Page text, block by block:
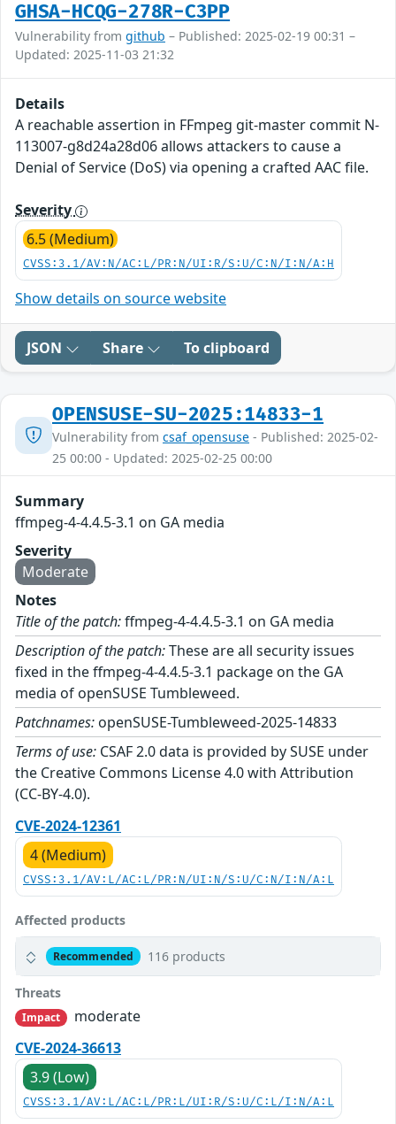
GHSA-HCQG-278R-C3PP
Vulnerability from github – Published: 2025-02-19 00:31 –
Updated: 2025-11-03 21:32
Details
A reachable assertion in FFmpeg git-master commit N-
113007-g8d24a28d06 allows attackers to cause a
Denial of Service (DoS) via opening a crafted AAC file.
Severity
6.5 (Medium)
CVSS:3.1/AV:N/AC:L/PR:N/UI:R/S:U/C:N/I:N/A:H
Show details on source website
JSON Share To clipboard
OPENSUSE-SU-2025:14833-1
Vulnerability from csaf_opensuse - Published: 2025-02-
25 00:00 - Updated: 2025-02-25 00:00
Summary
ffmpeg-4-4.4.5-3.1 on GA media
Severity
Moderate
Notes
Title of the patch:ffmpeg-4-4.4.5-3.1 on GA media
Description of the patch:These are all security issues
fixed in the ffmpeg-4-4.4.5-3.1 package on the GA
media of openSUSE Tumbleweed.
Patchnames: openSUSE-Tumbleweed-2025-14833
Terms of use: CSAF 2.0 data is provided by SUSE under
the Creative Commons License 4.0 with Attribution
(CC-BY-4.0).
CVE-2024-12361
4 (Medium)
CVSS:3.1/AV:L/AC:L/PR:N/UI:N/S:U/C:N/I:N/A:L
Affected products
Recommended 116 products
Threats
Impact
moderate
CVE-2024-36613
3.9 (Low)
CVSS:3.1/AV:L/AC:L/PR:L/UI:R/S:U/C:L/I:N/A:L